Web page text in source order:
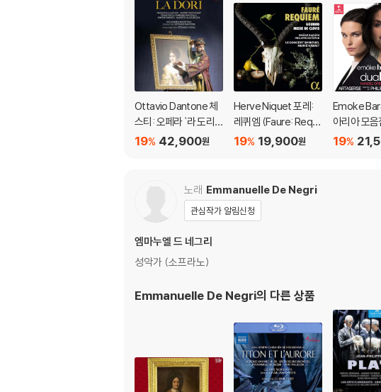
Ottavio Dantone 체
스티: 오페라 `라 도리`
(Cesti: La Dori)
42,900원
19%
Herve Niquet 포레:
레퀴엠 (Faure: Requi
em - Gounod: Mess
19,900원
19%
Emoke
아리아 모
el: Arias -
19%
노래 Emmanuelle De Negri
관심작가 알림신청
엠마누엘 드 네그리
성악가 (소프라노)
Emmanuelle De Negri의 다른 상품